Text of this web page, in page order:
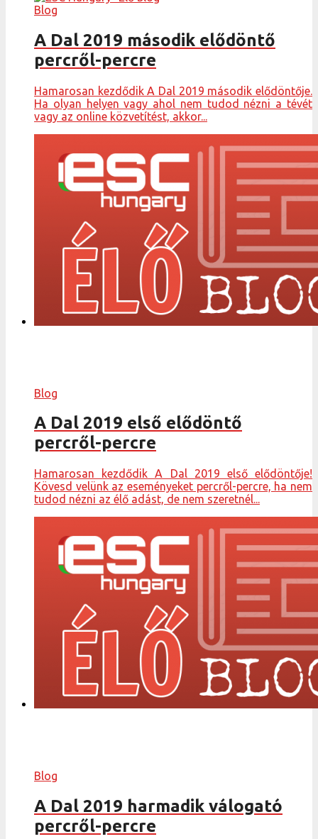
Blog
A Dal 2019 második elődöntő
percről-percre
Hamarosan kezdődik A Dal 2019 második elődöntője.
Ha olyan helyen vagy ahol nem tudod nézni a tévét
vagy az online közvetítést, akkor...
Blog
A Dal 2019 első elődöntő
percről-percre
Hamarosan kezdődik A Dal 2019 első elődöntője!
Kövesd velünk az eseményeket percről-percre, ha nem
tudod nézni az élő adást, de nem szeretnél...
Blog
A Dal 2019 harmadik válogató
percről-percre